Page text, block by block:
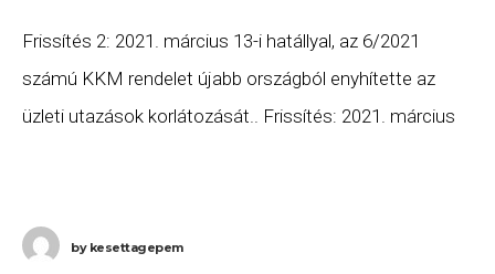
Frissítés 2: 2021. március 13-i hatállyal, az 6/2021
számú KKM rendelet újabb országból enyhítette az
üzleti utazások korlátozását.. Frissítés: 2021. március
bykesettagepem